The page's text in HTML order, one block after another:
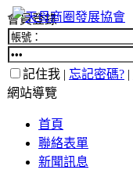
會員登錄
記住我 | 忘記密碼? |
網站導覽
首頁
聯絡表單
新聞訊息